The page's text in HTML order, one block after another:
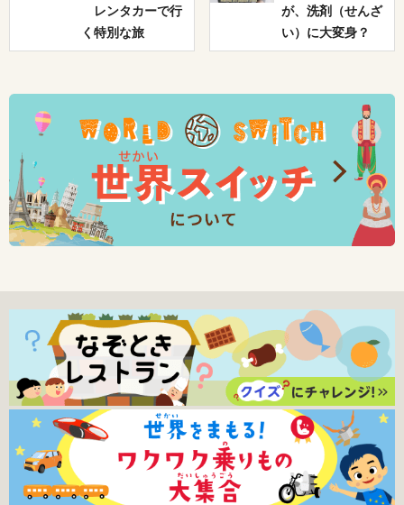
レンタカーで行
く特別な旅
が、洗剤（せんざ
い）に大変身？